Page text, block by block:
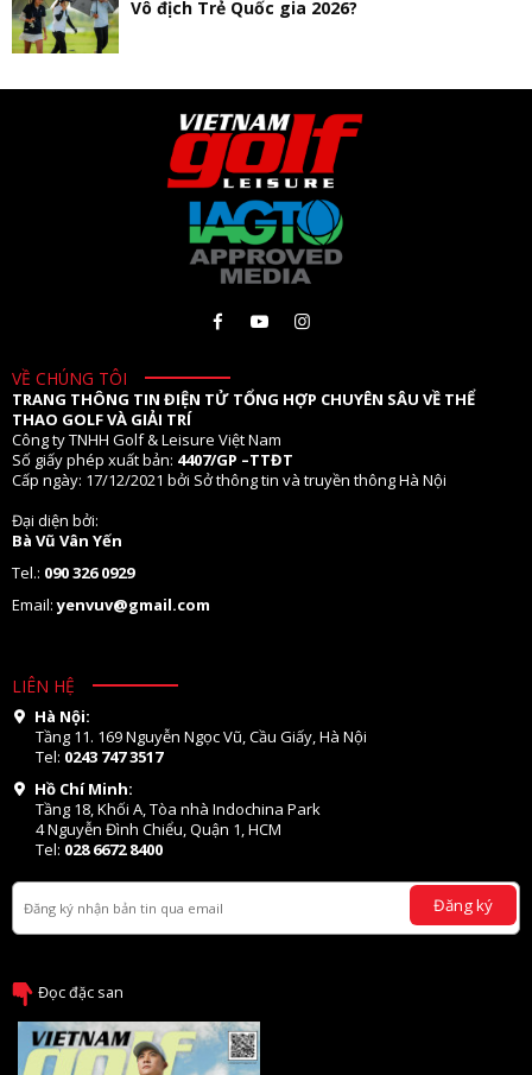
Vô địch Trẻ Quốc gia 2026?
VỀ CHÚNG TÔI
TRANG THÔNG TIN ĐIỆN TỬ TỔNG HỢP CHUYÊN SÂU VỀ THỂ
THAO GOLF VÀ GIẢI TRÍ
Công ty TNHH Golf & Leisure Việt Nam
Số giấy phép xuất bản: 4407/GP –TTĐT
Cấp ngày: 17/12/2021 bởi Sở thông tin và truyền thông Hà Nội
Đại diện bởi:
Bà Vũ Vân Yến
Tel.: 090 326 0929
Email:yenvuv@gmail.com
LIÊN HỆ
Hà Nội:
Tầng 11. 169 Nguyễn Ngọc Vũ, Cầu Giấy, Hà Nội
Tel: 0243 747 3517
Hồ Chí Minh:
Tầng 18, Khối A, Tòa nhà Indochina Park
4 Nguyễn Đình Chiểu, Quận 1, HCM
Tel: 028 6672 8400
Đăng ký
Đọc đặc san